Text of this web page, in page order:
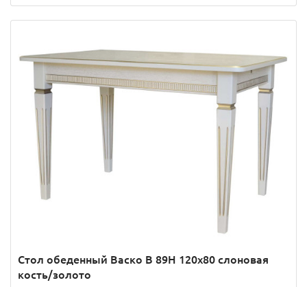
Стол обеденный Васко В 89Н 120х80 слоновая
кость/золото